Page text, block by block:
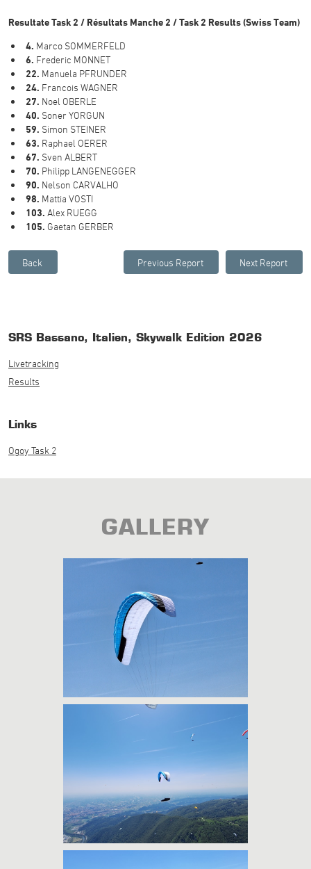
Resultate Task 2 / Résultats Manche 2 / Task 2 Results (Swiss Team)
4. Marco SOMMERFELD
6. Frederic MONNET
22. Manuela PFRUNDER
24. Francois WAGNER
27. Noel OBERLE
40. Soner YORGUN
59. Simon STEINER
63. Raphael OERER
67. Sven ALBERT
70. Philipp LANGENEGGER
90. Nelson CARVALHO
98. Mattia VOSTI
103. Alex RUEGG
105. Gaetan GERBER
SRS Bassano, Italien, Skywalk Edition 2026
Livetracking
Results
Links
Ogoy Task 2
GALLERY